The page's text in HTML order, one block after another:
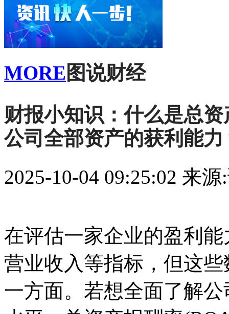
MORE 图说财经
财报小知识：什么是总
公司全部资产的获利能力
2025-10-04 09:25:02 来源
在评估一家企业的盈利
营业收入等指标，但这
一方面。若想全面了解